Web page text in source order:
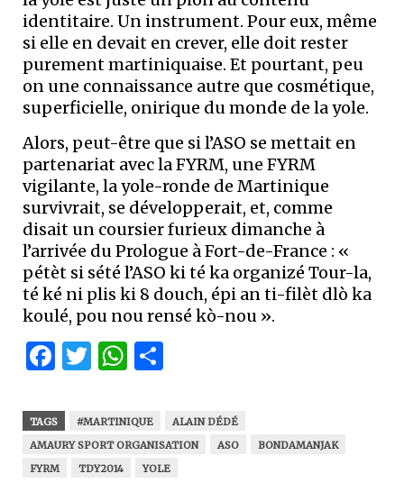
identitaire. Un instrument. Pour eux, même
si elle en devait en crever, elle doit rester
purement martiniquaise. Et pourtant, peu
on une connaissance autre que cosmétique,
superficielle, onirique du monde de la yole.
Alors, peut-être que si l’ASO se mettait en
partenariat avec la FYRM, une FYRM
vigilante, la yole-ronde de Martinique
survivrait, se développerait, et, comme
disait un coursier furieux dimanche à
l’arrivée du Prologue à Fort-de-France : «
pétèt si sété l’ASO ki té ka organizé Tour-la,
té ké ni plis ki 8 douch, épi an ti-filèt dlò ka
koulé, pou nou rensé kò-nou ».
Facebook
Twitter
WhatsApp
TAGS #MARTINIQUE
ALAIN DÉDÉ
AMAURY SPORT ORGANISATION
ASO
BONDAMANJAK
FYRM
TDY2014 YOLE